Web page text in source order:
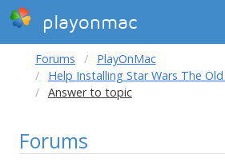
playonmac
Forums
PlayOnMac
Help Installing Star Wars The
Answer to topic
Forums